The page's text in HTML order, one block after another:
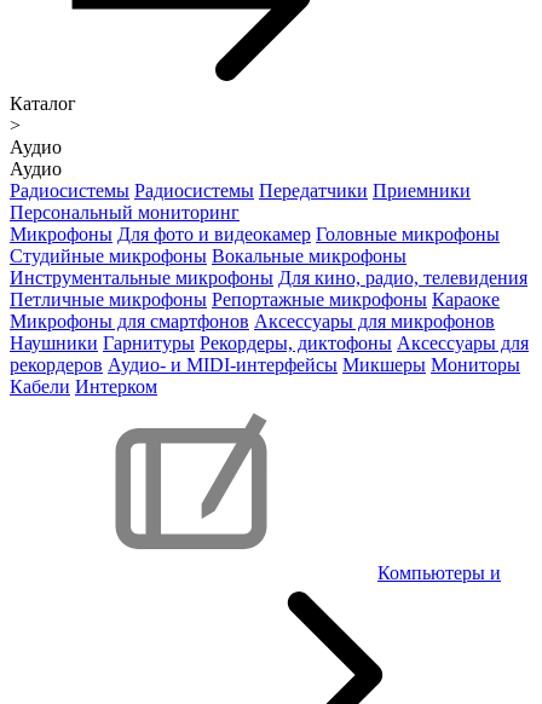
Каталог
>
Аудио
Аудио
Радиосистемы Радиосистемы Передатчики Приемники
Персональный мониторинг
Микрофоны Для фото и видеокамер Головные микрофоны
Студийные микрофоны Вокальные микрофоны
Инструментальные микрофоны Для кино, радио, телевидения
Петличные микрофоны Репортажные микрофоны Караоке
Микрофоны для смартфонов Аксессуары для микрофонов
Наушники Гарнитуры Рекордеры, диктофоны Аксессуары для
рекордеров Аудио- и MIDI-интерфейсы Микшеры Мониторы
Кабели Интерком
Компьютеры и